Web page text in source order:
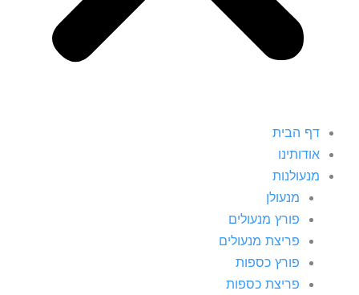
דף הבית
אודותינו
מנעולנות
מנעולן
פורץ מנעולים
פריצת מנעולים
פורץ כספות
פריצת כספות